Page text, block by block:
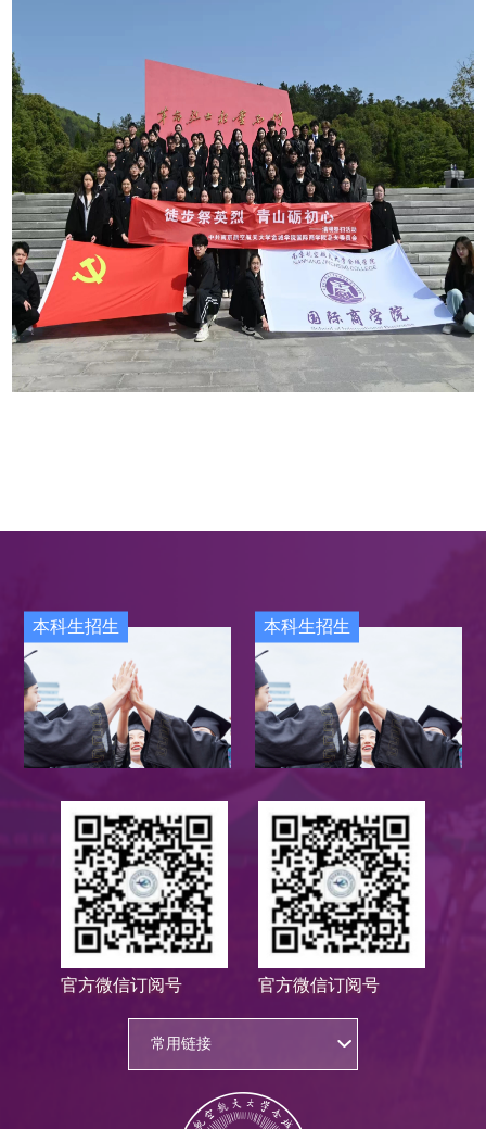
本科生招生 本科生招生
官方微信订阅号 官方微信订阅号
常用链接